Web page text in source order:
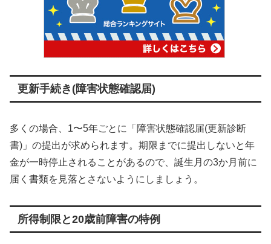
更新手続き(障害状態確認届)
多くの場合、1〜5年ごとに「障害状態確認届(更新診断
書)」の提出が求められます。期限までに提出しないと年
金が一時停止されることがあるので、誕生月の3か月前に
届く書類を見落とさないようにしましょう。
所得制限と20歳前障害の特例